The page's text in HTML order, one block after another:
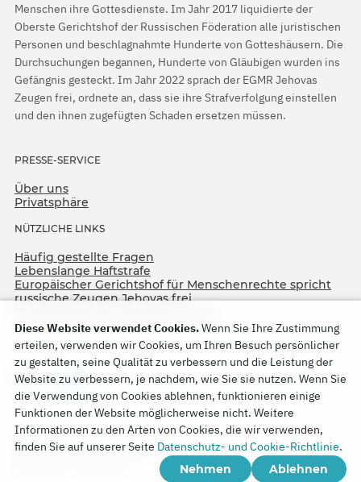
Menschen ihre Gottesdienste. Im Jahr 2017 liquidierte der
Oberste Gerichtshof der Russischen Föderation alle juristischen
Personen und beschlagnahmte Hunderte von Gotteshäusern. Die
Durchsuchungen begannen, Hunderte von Gläubigen wurden ins
Gefängnis gesteckt. Im Jahr 2022 sprach der EGMR Jehovas
Zeugen frei, ordnete an, dass sie ihre Strafverfolgung einstellen
und den ihnen zugefügten Schaden ersetzen müssen.
PRESSE-SERVICE
Über uns
Privatsphäre
NÜTZLICHE LINKS
Häufig gestellte Fragen
Lebenslange Haftstrafe
Europäischer Gerichtshof für Menschenrechte spricht
russische Zeugen Jehovas frei
Copyright © 2026
Watch Tower Bible and Tract Society of Korea.
Diese Website verwendet Cookies.Wenn Sie Ihre Zustimmung
erteilen, verwenden wir Cookies, um Ihren Besuch persönlicher
zu gestalten, seine Qualität zu verbessern und die Leistung der
Website zu verbessern, je nachdem, wie Sie sie nutzen. Wenn Sie
die Verwendung von Cookies ablehnen, funktionieren einige
Funktionen der Website möglicherweise nicht. Weitere
Informationen zu den Arten von Cookies, die wir verwenden,
finden Sie auf unserer Seite Datenschutz- und Cookie-Richtlinie.
Nehmen
Ablehnen